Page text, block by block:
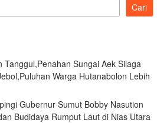
Cari
Sungai Aek Silaga
Warga Hutanabolon Lebih
Gubernur Sumut Bobby Nasution
Budidaya Rumput Laut di Nias Utara